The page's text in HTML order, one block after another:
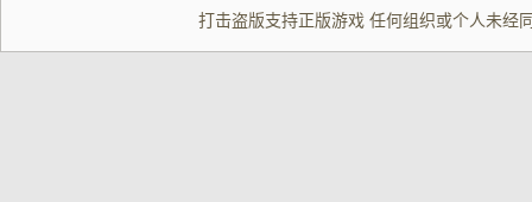
打击盗版支持正版游戏 任何组织或个人未经